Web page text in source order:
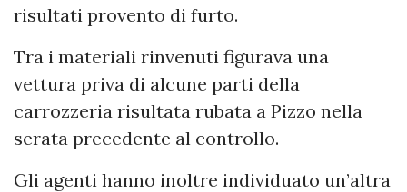
risultati provento di furto.
Tra i materiali rinvenuti figurava una
vettura priva di alcune parti della
carrozzeria risultata rubata a Pizzo nella
serata precedente al controllo.
Gli agenti hanno inoltre individuato un’altra